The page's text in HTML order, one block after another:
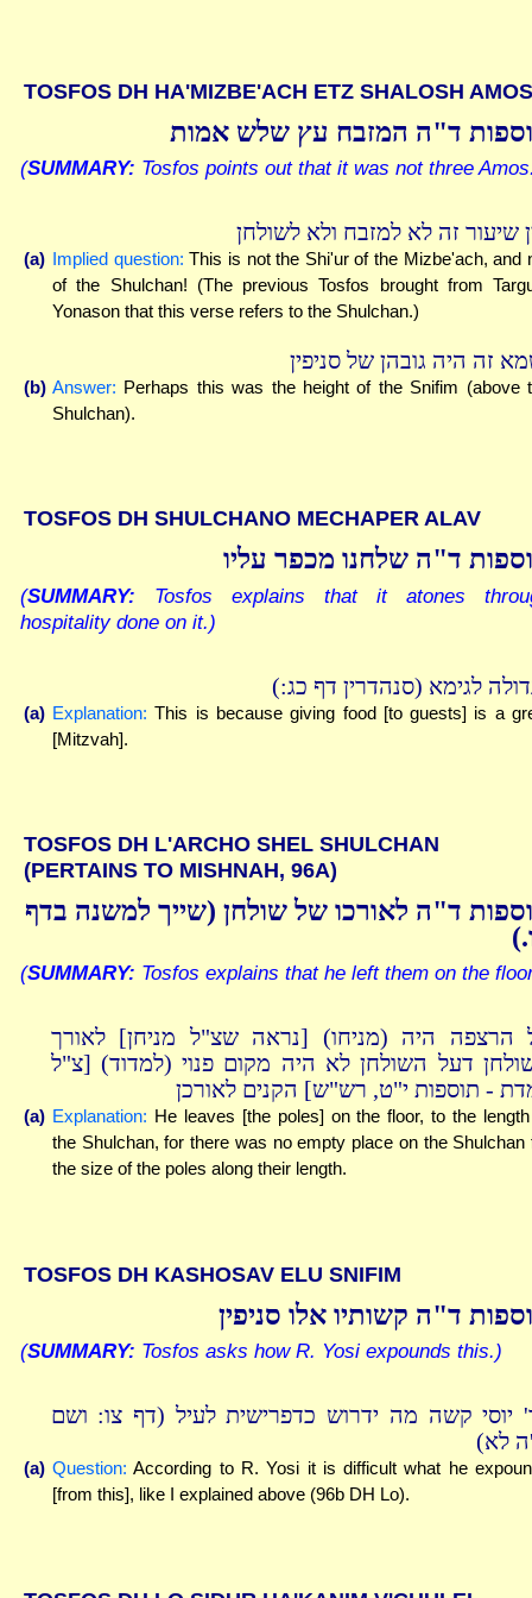
TOSFOS DH HA'MIZBE'ACH ETZ SHALOSH AMOS
ד"ה המזבח עץ שלש אמות
(SUMMARY: Tosfos points out that it was not three
שיעור זה לא למזבח ולא לשולחן
(a) Implied question: This is not the Shi'ur of the Mizbe'ach, and
of the Shulchan! (The previous Tosfos brought from
Yonason that this verse refers to the Shulchan.)
זה היה גובהן של סניפין
(b) Answer: Perhaps this was the height of the Snifim (above
Shulchan).
TOSFOS DH SHULCHANO MECHAPER ALAV
ד"ה שלחנו מכפר עליו
(SUMMARY: Tosfos explains that it atones
hospitality done on it.)
לגימא (סנהדרין דף כג:)
(a) Explanation: This is because giving food [to guests] is a
[Mitzvah].
TOSFOS DH L'ARCHO SHEL SHULCHAN
(PERTAINS TO MISHNAH, 96A)
ד"ה לאורכו של שולחן (שייך למשנה בדף
(SUMMARY: Tosfos explains that he left them on the
הרצפה היה (מניחו) [נראה שצ"ל מניחן] לאורך
דעל השולחן לא היה מקום פנוי (למדוד) [צ"ל
- תוספות י"ט, רש"ש] הקנים לאורכן
(a) Explanation: He leaves [the poles] on the floor, to the
the Shulchan, for there was no empty place on the Shulchan
the size of the poles along their length.
TOSFOS DH KASHOSAV ELU SNIFIM
ד"ה קשותיו אלו סניפין
(SUMMARY: Tosfos asks how R. Yosi expounds this.)
יוסי קשה מה ידרוש כדפרישית לעיל (דף צו: ושם
לא)
(a) Question: According to R. Yosi it is difficult what he
[from this], like I explained above (96b DH Lo).